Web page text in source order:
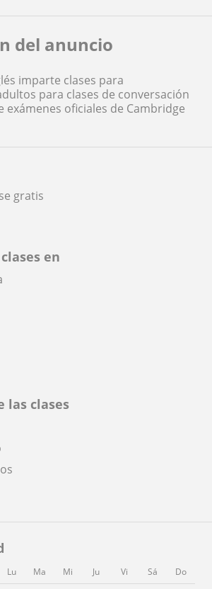
gratis
en
las clases
Lu Ma Mi Ju Vi Sá Do
del anuncio
imparte clases para
para clases de conversación
exámenes oficiales de Cambridge